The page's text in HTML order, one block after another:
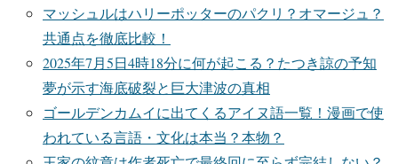
マッシュルはハリーポッターのパクリ？オマージュ？
共通点を徹底比較！
2025年7月5日4時18分に何が起こる？たつき諒の予知
夢が示す海底破裂と巨大津波の真相
ゴールデンカムイに出てくるアイヌ語一覧！漫画で使
われている言語・文化は本当？本物？